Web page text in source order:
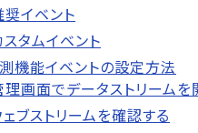
イベント
タムイベント
機能イベントの設定方法
画面でデータストリームを
ブストリームを確認する